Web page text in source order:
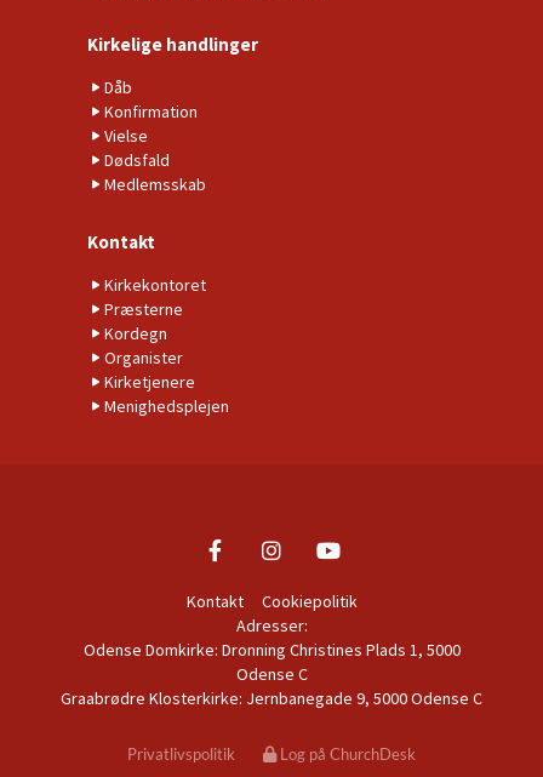
Kirkelige handlinger
Dåb
Konfirmation
Vielse
Dødsfald
Medlemsskab
Kontakt
Kirkekontoret
Præsterne
Kordegn
Organister
Kirketjenere
Menighedsplejen
Kontakt
Cookiepolitik
Adresser:
Odense Domkirke: Dronning Christines Plads 1, 5000
Odense C
Graabrødre Klosterkirke: Jernbanegade 9, 5000 Odense C
Privatlivspolitik Log på ChurchDesk